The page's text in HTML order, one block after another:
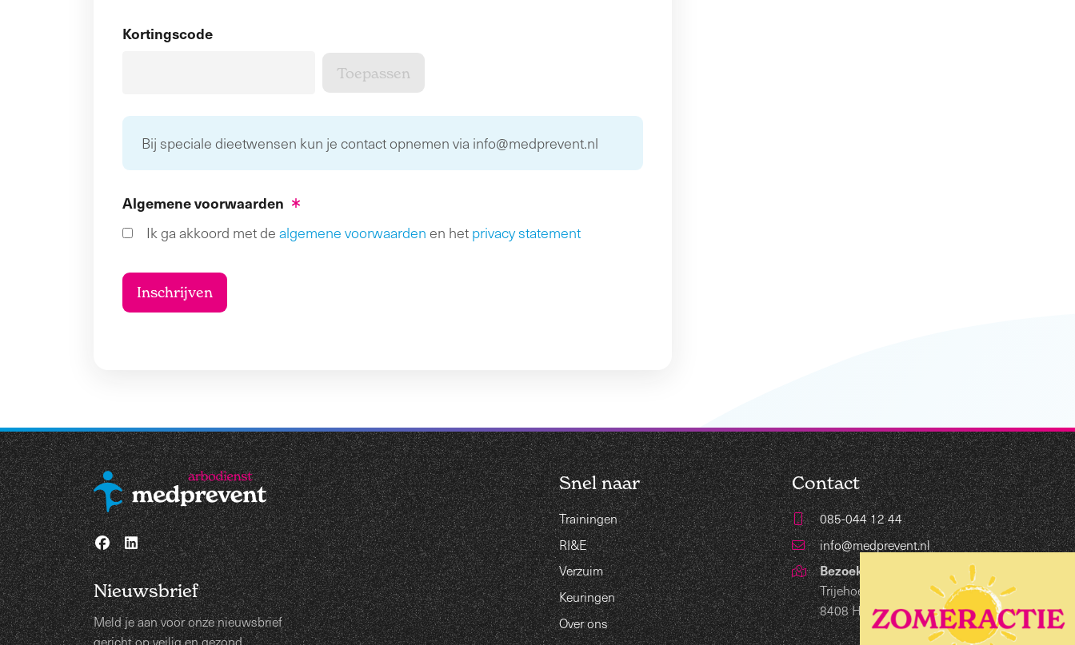
Kortingscode
Bij speciale dieetwensen kun je contact opnemen via info@medprevent.nl
Algemene voorwaarden
Ik ga akkoord met de algemene voorwaarden en het privacy statement
Nieuwsbrief
Meld je aan voor onze nieuwsbrief
gericht op veilig en gezond
Snel naar
Trainingen
RI&E
Verzuim
Keuringen
Over ons
Contact
085-044 12 44
info@medprevent.nl
Bezoekadres
Trijehoek 19
8408 HB Lippenhuizen